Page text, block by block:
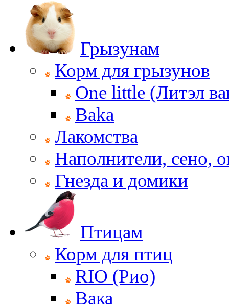
Грызунам
Корм для грызунов
One little (Литэл
Baka
Лакомства
Наполнители, сено,
Гнезда и домики
Птицам
Корм для птиц
RIO (Рио)
Вака